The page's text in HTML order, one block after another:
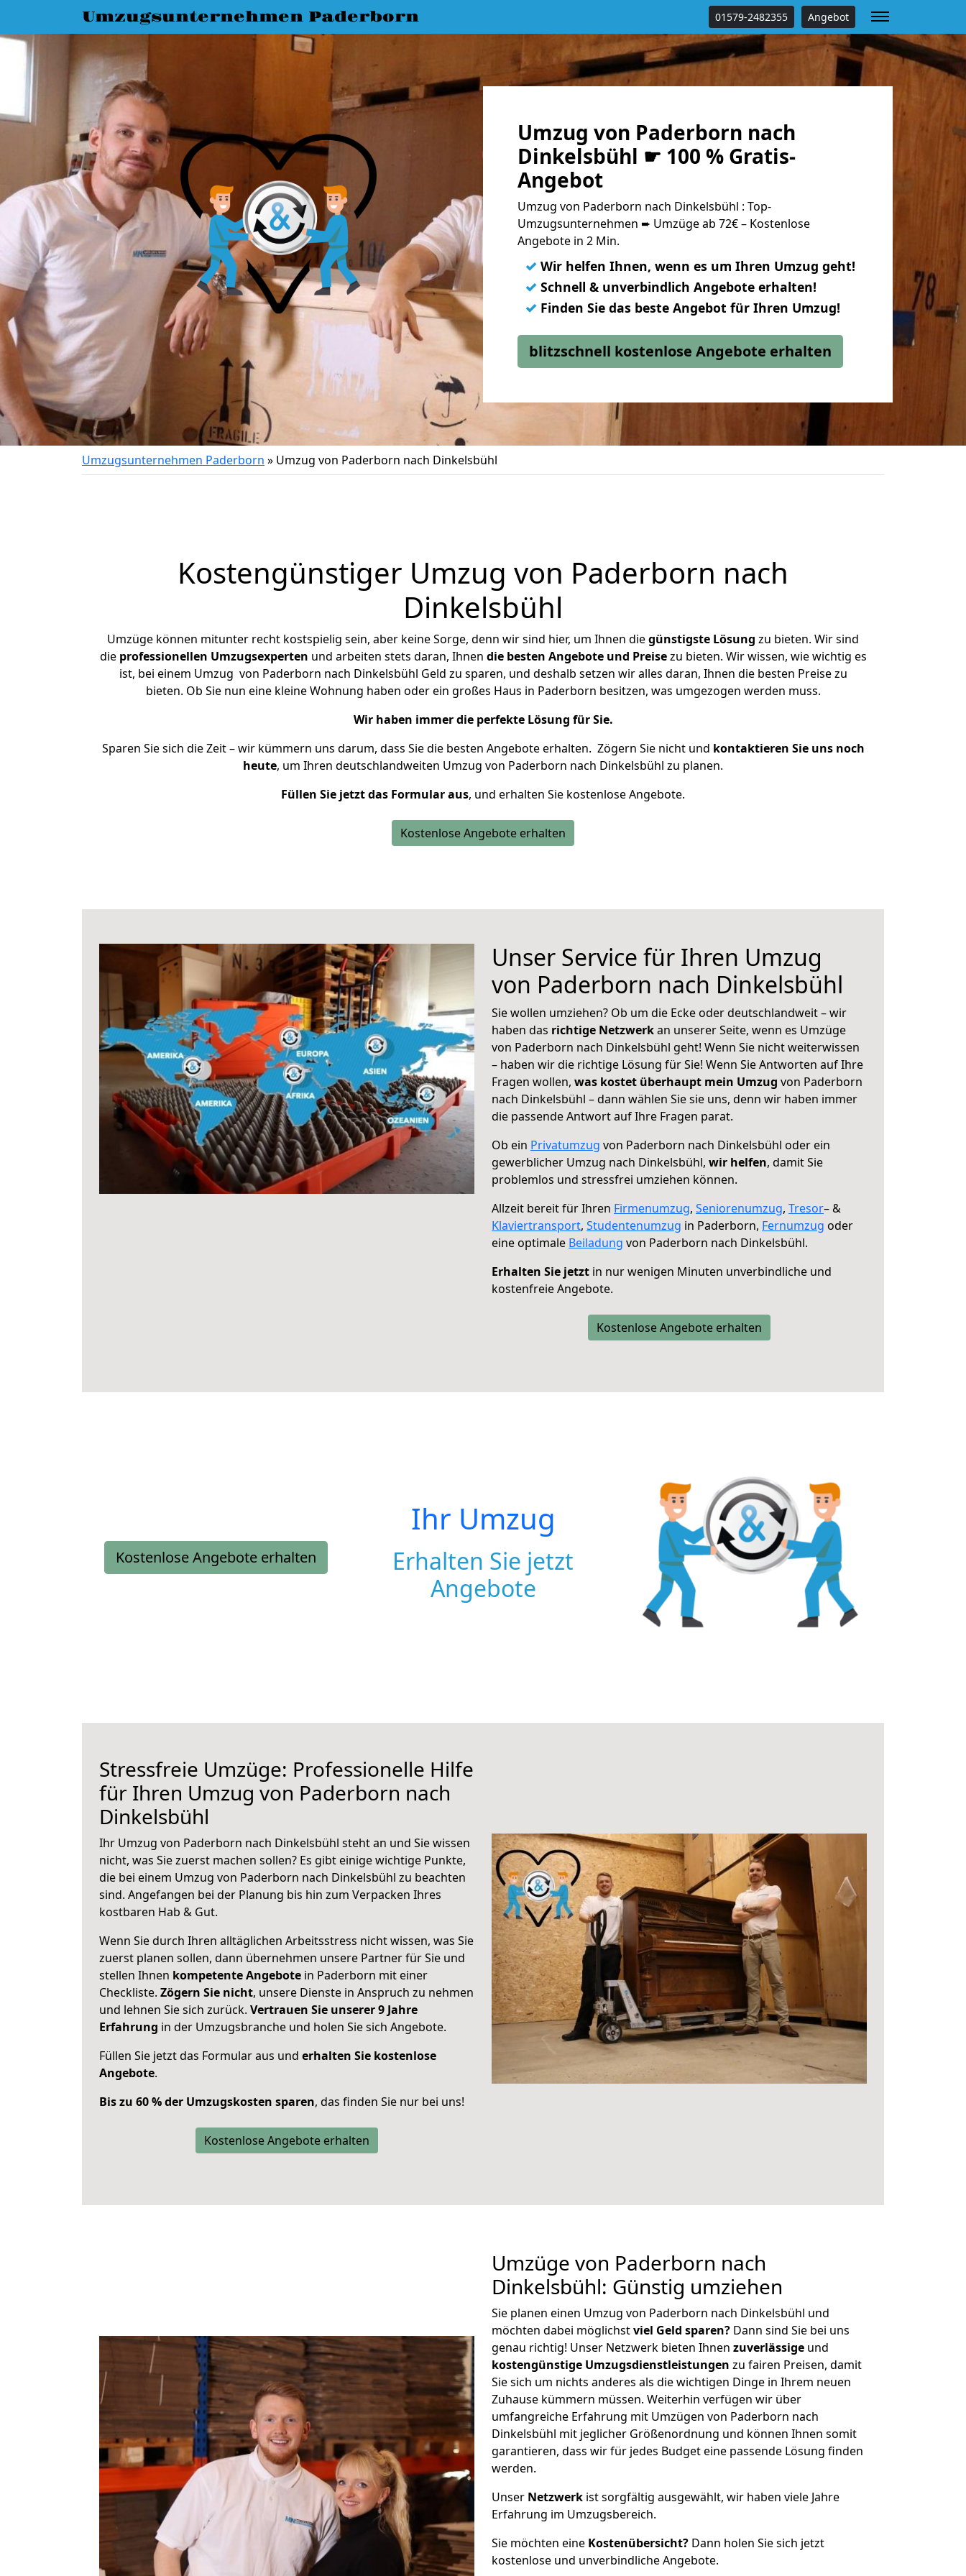
Umzugsunternehmen Paderborn 01579-2482355 Angebot
Umzug von Paderborn nach
Dinkelsbühl ☛ 100 % Gratis-
Angebot
Umzug von Paderborn nach Dinkelsbühl : Top-
Umzugsunternehmen ➨ Umzüge ab 72€ – Kostenlose
Angebote in 2 Min.
✓ Wir helfen Ihnen, wenn es um Ihren Umzug geht!
✓ Schnell & unverbindlich Angebote erhalten!
✓ Finden Sie das beste Angebot für Ihren Umzug!
blitzschnell kostenlose Angebote erhalten
Umzugsunternehmen Paderborn » Umzug von Paderborn nach Dinkelsbühl
Kostengünstiger Umzug von Paderborn nach
Dinkelsbühl
Umzüge können mitunter recht kostspielig sein, aber keine Sorge, denn wir sind hier, um Ihnen diegünstigste Lösung zu bieten. Wir sind
die professionellen Umzugsexperten und arbeiten stets daran, Ihnen die besten Angebote und Preisezu bieten. Wir wissen, wie wichtig es
ist, bei einem Umzug von Paderborn nach Dinkelsbühl Geld zu sparen, und deshalb setzen wir alles daran, Ihnen die besten Preise zu
bieten. Ob Sie nun eine kleine Wohnung haben oder ein großes Haus in Paderborn besitzen, was umgezogen werden muss.
Wir haben immer die perfekte Lösung für Sie.
Sparen Sie sich die Zeit – wir kümmern uns darum, dass Sie die besten Angebote erhalten. Zögern Sie nicht und kontaktieren Sie uns noch
heute, um Ihren deutschlandweiten Umzug von Paderborn nach Dinkelsbühl zu planen.
Füllen Sie jetzt das Formular aus, und erhalten Sie kostenlose Angebote.
Kostenlose Angebote erhalten
Unser Service für Ihren Umzug
von Paderborn nach Dinkelsbühl
Sie wollen umziehen? Ob um die Ecke oder deutschlandweit – wir
haben das richtige Netzwerkan unserer Seite, wenn es Umzüge
von Paderborn nach Dinkelsbühl geht! Wenn Sie nicht weiterwissen
– haben wir die richtige Lösung für Sie! Wenn Sie Antworten auf Ihre
Fragen wollen, was kostet überhaupt mein Umzug von Paderborn
nach Dinkelsbühl – dann wählen Sie sie uns, denn wir haben immer
die passende Antwort auf Ihre Fragen parat.
Ob ein Privatumzug von Paderborn nach Dinkelsbühl oder ein
gewerblicher Umzug nach Dinkelsbühl, wir helfen, damit Sie
problemlos und stressfrei umziehen können.
Allzeit bereit für Ihren Firmenumzug, Seniorenumzug, Tresor– &
Klaviertransport, Studentenumzug in Paderborn, Fernumzug oder
eine optimale Beiladung von Paderborn nach Dinkelsbühl.
Erhalten Sie jetzt in nur wenigen Minuten unverbindliche und
kostenfreie Angebote.
Kostenlose Angebote erhalten
Kostenlose Angebote erhalten
Ihr Umzug
Erhalten Sie jetzt
Angebote
Stressfreie Umzüge: Professionelle Hilfe
für Ihren Umzug von Paderborn nach
Dinkelsbühl
Ihr Umzug von Paderborn nach Dinkelsbühl steht an und Sie wissen
nicht, was Sie zuerst machen sollen? Es gibt einige wichtige Punkte,
die bei einem Umzug von Paderborn nach Dinkelsbühl zu beachten
sind. Angefangen bei der Planung bis hin zum Verpacken Ihres
kostbaren Hab & Gut.
Wenn Sie durch Ihren alltäglichen Arbeitsstress nicht wissen, was Sie
zuerst planen sollen, dann übernehmen unsere Partner für Sie und
stellen Ihnen kompetente Angebote in Paderborn mit einer
Checkliste. Zögern Sie nicht, unsere Dienste in Anspruch zu nehmen
und lehnen Sie sich zurück. Vertrauen Sie unserer 9 Jahre
Erfahrung in der Umzugsbranche und holen Sie sich Angebote.
Füllen Sie jetzt das Formular aus und erhalten Sie kostenlose
Angebote.
Bis zu 60 % der Umzugskosten sparen, das finden Sie nur bei uns!
Kostenlose Angebote erhalten
Umzüge von Paderborn nach
Dinkelsbühl: Günstig umziehen
Sie planen einen Umzug von Paderborn nach Dinkelsbühl und
möchten dabei möglichstviel Geld sparen? Dann sind Sie bei uns
genau richtig! Unser Netzwerk bieten Ihnen zuverlässige und
kostengünstige Umzugsdienstleistungen zu fairen Preisen, damit
Sie sich um nichts anderes als die wichtigen Dinge in Ihrem neuen
Zuhause kümmern müssen. Weiterhin verfügen wir über
umfangreiche Erfahrung mit Umzügen von Paderborn nach
Dinkelsbühl mit jeglicher Größenordnung und können Ihnen somit
garantieren, dass wir für jedes Budget eine passende Lösung finden
werden.
Unser Netzwerk ist sorgfältig ausgewählt, wir haben viele Jahre
Erfahrung im Umzugsbereich.
Sie möchten eine Kostenübersicht? Dann holen Sie sich jetzt
kostenlose und unverbindliche Angebote.